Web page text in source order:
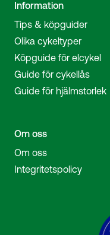
Information
Tips & köpguider
Olika cykeltyper
Köpguide för elcykel
Guide för cykellås
Guide för hjälmstorlek
Om oss
Om oss
Integritetspolicy